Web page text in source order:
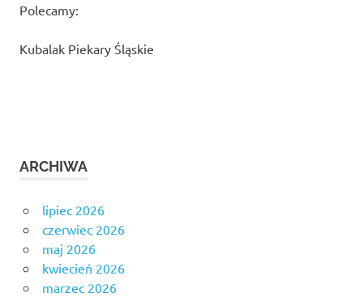
Polecamy:
Kubalak Piekary Śląskie
ARCHIWA
lipiec 2026
czerwiec 2026
maj 2026
kwiecień 2026
marzec 2026